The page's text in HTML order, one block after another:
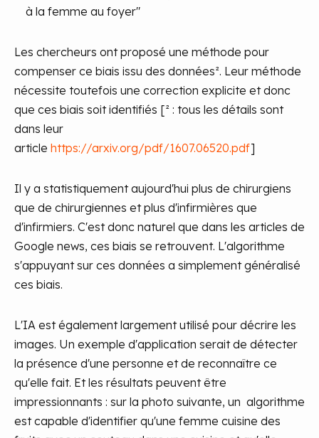
à la femme au foyer"
Les chercheurs ont proposé une méthode pour
compenser ce biais issu des données². Leur méthode
nécessite toutefois une correction explicite et donc
que ces biais soit identifiés [² : tous les détails sont
dans leur
article https://arxiv.org/pdf/1607.06520.pdf]
Il y a statistiquement aujourd'hui plus de chirurgiens
que de chirurgiennes et plus d'infirmières que
d'infirmiers. C'est donc naturel que dans les articles de
Google news, ces biais se retrouvent. L'algorithme
s'appuyant sur ces données a simplement généralisé
ces biais.
L'IA est également largement utilisé pour décrire les
images. Un exemple d'application serait de détecter
la présence d'une personne et de reconnaître ce
qu'elle fait. Et les résultats peuvent être
impressionnants : sur la photo suivante, un algorithme
est capable d'identifier qu'une femme cuisine des